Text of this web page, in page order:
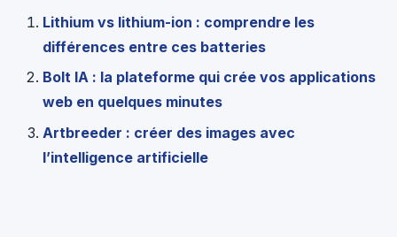
Lithium vs lithium-ion : comprendre les
différences entre ces batteries
Bolt IA : la plateforme qui crée vos applications
web en quelques minutes
Artbreeder : créer des images avec
l’intelligence artificielle